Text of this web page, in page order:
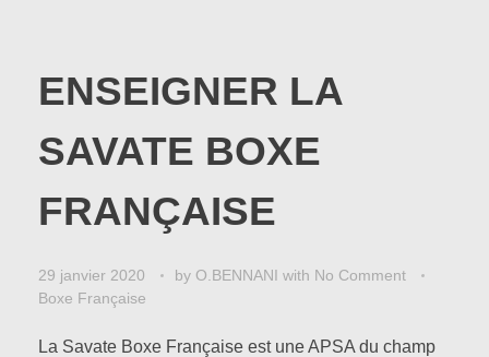
ENSEIGNER LA
SAVATE BOXE
FRANÇAISE
29 janvier 2020 by O.BENNANI with No Comment
Boxe Française
La Savate Boxe Française est une APSA du champ